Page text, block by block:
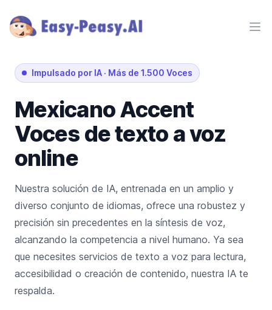
Impulsado por IA · Más de 1.500 Voces
MexicanoAccent
Voces de texto a voz
online
Nuestra solución de IA, entrenada en un amplio y
diverso conjunto de idiomas, ofrece una robustez y
precisión sin precedentes en la síntesis de voz,
alcanzando la competencia a nivel humano. Ya sea
que necesites servicios de texto a voz para lectura,
accesibilidad o creación de contenido, nuestra IA te
respalda.